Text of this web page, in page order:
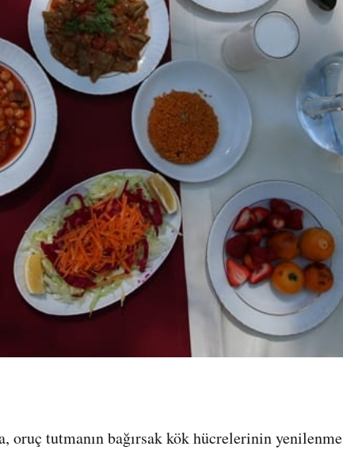
oruç tutmanın bağırsak kök hücrelerinin yenilenme